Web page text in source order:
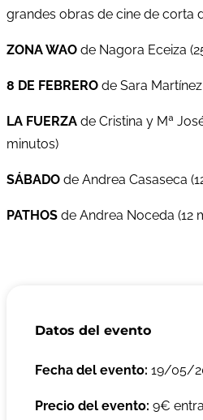
grandes obras de cine de corta
ZONA WAO de Nagora Eceiza
8 DE FEBRERO de Sara
LA FUERZA de Cristina y Mª
minutos)
SÁBADO de Andrea Casaseca
PATHOS de Andrea Noceda (12
Datos del evento
Fecha del evento: 19/05/
Precio del evento: 9€